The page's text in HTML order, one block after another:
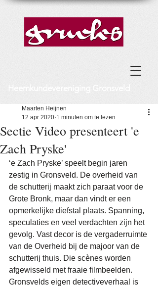
Heemkundevereniging Gronsveld
Sectie Video presenteert 'e
Zach Pryske'
Maarten Heijnen
12 apr 2020 1 minuten om te lezen
‘e Zach Pryske’ speelt begin jaren
zestig in Gronsveld. De overheid van
de schutterij maakt zich paraat voor de
Grote Bronk, maar dan vindt er een
opmerkelijke diefstal plaats. Spanning,
speculaties en veel verdachten zijn het
gevolg. Vast decor is de vergaderruimte
van de Overheid bij de majoor van de
schutterij thuis. Die scènes worden
afgewisseld met fraaie filmbeelden.
Gronsvelds eigen detectiveverhaal is